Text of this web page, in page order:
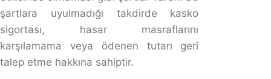
400.000 TL’dir. Gerçekleşen kaza sonucu hasarın
430.000 TL olması durumunda trafik sigorta şirketi
%100 haklı olmanız durumunda size 400.000 TL
ödeme yapacaktır. Kalan 30.000 kusurlu sürücüden
istenebilmektedir.